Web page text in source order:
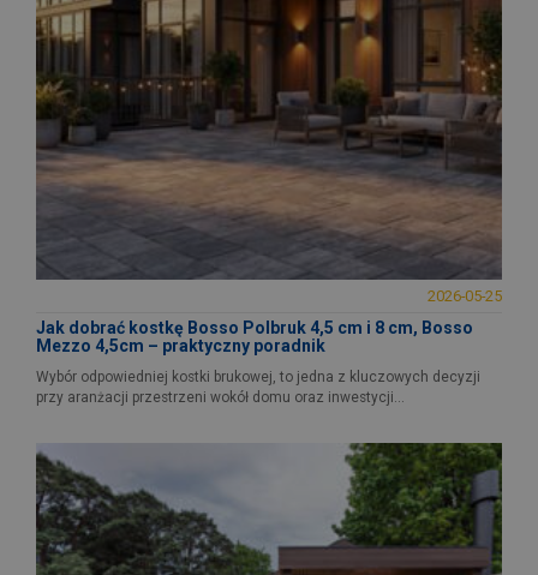
2026-05-25
Jak dobrać kostkę Bosso Polbruk 4,5 cm i 8 cm, Bosso
Mezzo 4,5cm – praktyczny poradnik
Wybór odpowiedniej kostki brukowej, to jedna z kluczowych decyzji
przy aranżacji przestrzeni wokół domu oraz inwestycji...